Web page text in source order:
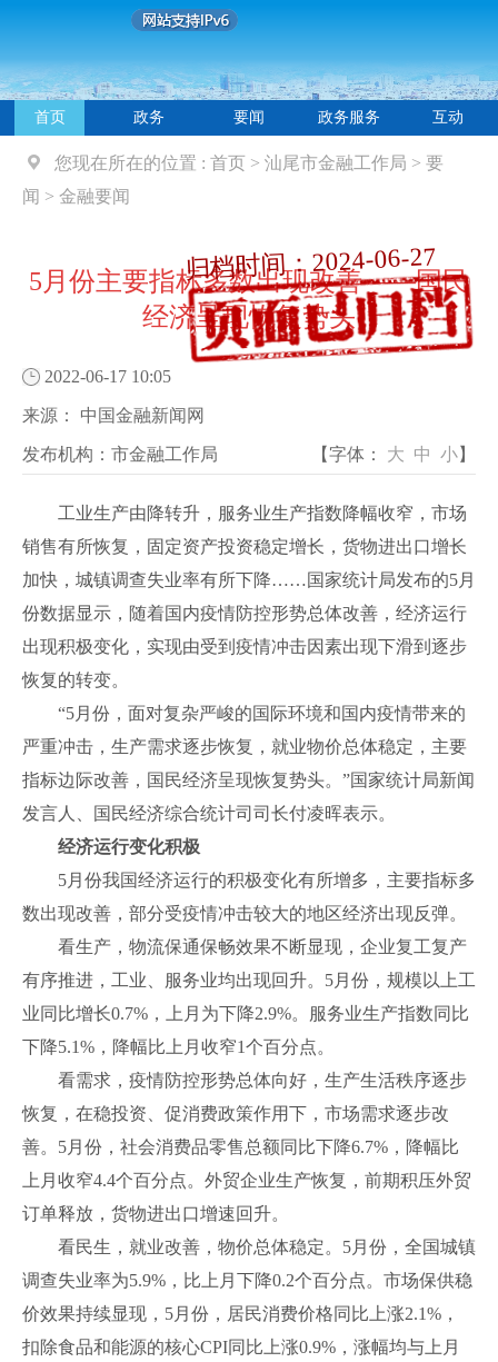
归档时间：2024-06-27
首页 政务 要闻 政务服务 互动
您现在所在的位置 : 首页 > 汕尾市金融工作局 > 要
闻 > 金融要闻
5月份主要指标多数出现改善——国民
经济呈现恢复势头
2022-06-17 10:05
来源： 中国金融新闻网
发布机构： 市金融工作局 【字体： 大 中 小】
工业生产由降转升，服务业生产指数降幅收窄，市场
销售有所恢复，固定资产投资稳定增长，货物进出口增长
加快，城镇调查失业率有所下降……国家统计局发布的5月
份数据显示，随着国内疫情防控形势总体改善，经济运行
出现积极变化，实现由受到疫情冲击因素出现下滑到逐步
恢复的转变。
“5月份，面对复杂严峻的国际环境和国内疫情带来的
严重冲击，生产需求逐步恢复，就业物价总体稳定，主要
指标边际改善，国民经济呈现恢复势头。”国家统计局新闻
发言人、国民经济综合统计司司长付凌晖表示。
经济运行变化积极
5月份我国经济运行的积极变化有所增多，主要指标多
数出现改善，部分受疫情冲击较大的地区经济出现反弹。
看生产，物流保通保畅效果不断显现，企业复工复产
有序推进，工业、服务业均出现回升。5月份，规模以上工
业同比增长0.7%，上月为下降2.9%。服务业生产指数同比
下降5.1%，降幅比上月收窄1个百分点。
看需求，疫情防控形势总体向好，生产生活秩序逐步
恢复，在稳投资、促消费政策作用下，市场需求逐步改
善。5月份，社会消费品零售总额同比下降6.7%，降幅比
上月收窄4.4个百分点。外贸企业生产恢复，前期积压外贸
订单释放，货物进出口增速回升。
看民生，就业改善，物价总体稳定。5月份，全国城镇
调查失业率为5.9%，比上月下降0.2个百分点。市场保供稳
价效果持续显现，5月份，居民消费价格同比上涨2.1%，
扣除食品和能源的核心CPI同比上涨0.9%，涨幅均与上月